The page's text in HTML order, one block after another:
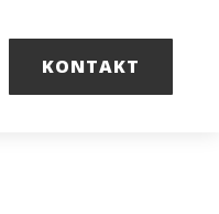
KONTAKT